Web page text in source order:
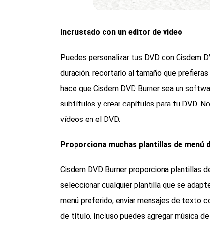
Incrustado con un editor de video
Puedes personalizar tus DVD con Cisdem
duración, recortarlo al tamaño que
hace que Cisdem DVD Burner sea un
subtítulos y crear capítulos para tu DVD.
vídeos en el DVD.
Proporciona muchas plantillas de menú
Cisdem DVD Burner proporciona plantillas
seleccionar cualquier plantilla que se
menú preferido, enviar mensajes de texto
de título. Incluso puedes agregar música